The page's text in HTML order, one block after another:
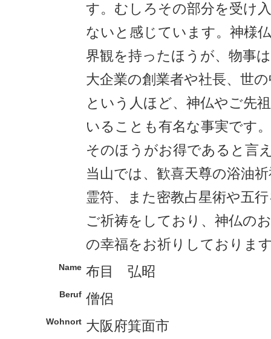
す。むしろその部分を受け
ないと感じています。神様
界観を持ったほうが、物事
大企業の創業者や社長、世
という人ほど、神仏やご先
いることも有名な事実です。
そのほうがお得であると言
当山では、歓喜天尊の浴油
霊符、また密教占星術や五
ご祈祷をしており、神仏の
の幸福をお祈りしておりま
Name 布目 弘昭
Beruf 僧侶
Wohnort 大阪府箕面市